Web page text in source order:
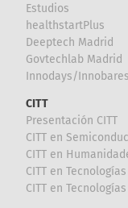
Estudios
healthstartPlus
Deeptech Madrid
Govtechlab Madrid
Innodays/Innobares
CITT
Presentación CITT
CITT en
CITT en
CITT en
CITT en